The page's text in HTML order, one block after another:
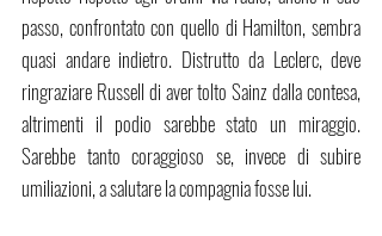
passo, confrontato con quello di Hamilton, sembra
quasi andare indietro. Distrutto da Leclerc, deve
ringraziare Russell di aver tolto Sainz dalla contesa,
altrimenti il podio sarebbe stato un miraggio.
Sarebbe tanto coraggioso se, invece di subire
umiliazioni, a salutare la compagnia fosse lui.